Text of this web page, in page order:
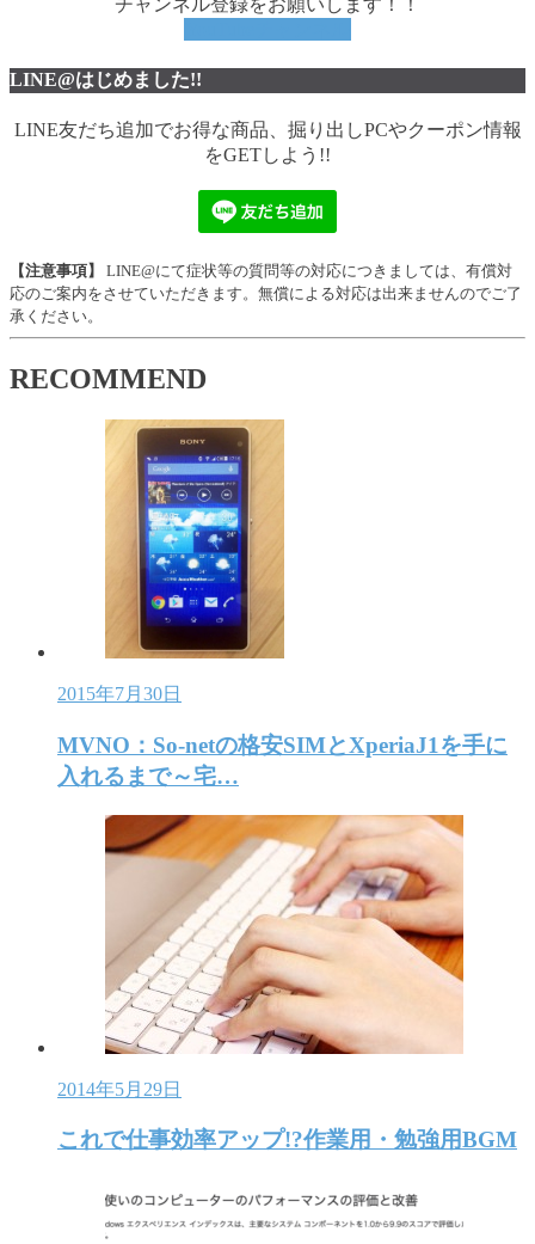
LINE@はじめました!!
LINE友だち追加でお得な商品、掘り出しPCやクーポン情報
をGETしよう!!
【注意事項】
LINE@にて症状等の質問等の対応につきましては、有償対
応のご案内をさせていただきます。無償による対応は出来ませんのでご了
承ください。
RECOMMEND
2015年7月30日
MVNO：So-netの格安SIMとXperiaJ1を手に
入れるまで～宅…
2014年5月29日
これで仕事効率アップ!?作業用・勉強用BGM